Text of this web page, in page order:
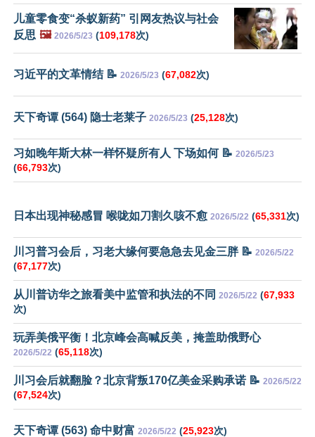
儿童零食变“杀蚁新药” 引网友热议与社会
反思 🖼️ 2026/5/23 (109,178次)
习近平的文革情结 📝 2026/5/23 (67,082次)
天下奇谭 (564) 隐士老莱子 2026/5/23 (25,128次)
习如晚年斯大林一样怀疑所有人 下场如何 📝 2026/5/23
(66,793次)
日本出现神秘感冒 喉咙如刀割久咳不愈 2026/5/22 (65,331次)
川习普习会后，习老大缘何要急急去见金三胖 📝 2026/5/22
(67,177次)
从川普访华之旅看美中监管和执法的不同 2026/5/22 (67,933
次)
玩弄美俄平衡！北京峰会高喊反美，掩盖助俄野心
2026/5/22 (65,118次)
川习会后就翻脸？北京背叛170亿美金采购承诺 📝 2026/5/22
(67,524次)
天下奇谭 (563) 命中财富 2026/5/22 (25,923次)